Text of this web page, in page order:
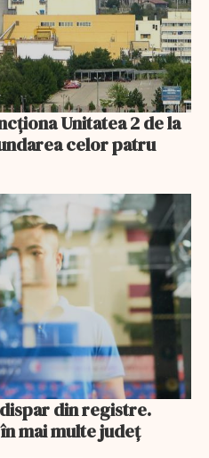
Unitatea 2 de la
celor patru
din registre.
mai multe județ